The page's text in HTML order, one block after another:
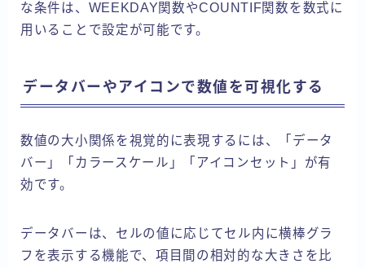
な条件は、WEEKDAY関数やCOUNTIF関数を数式に
用いることで設定が可能です。
データバーやアイコンで数値を可視化する
数値の大小関係を視覚的に表現するには、「データ
バー」「カラースケール」「アイコンセット」が有
効です。
データバーは、セルの値に応じてセル内に横棒グラ
フを表示する機能で、項目間の相対的な大きさを比